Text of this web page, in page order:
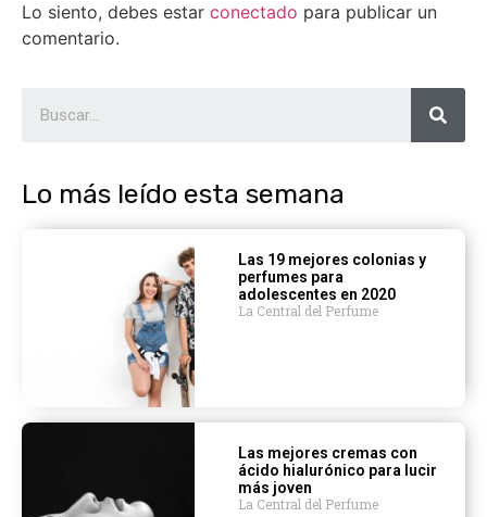
Lo siento, debes estar conectado para publicar un
comentario.
Lo más leído esta semana
Las 19 mejores colonias y
perfumes para
adolescentes en 2020
La Central del Perfume
Las mejores cremas con
ácido hialurónico para lucir
más joven
La Central del Perfume